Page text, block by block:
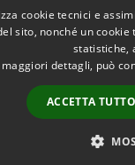
cookie tecnici e
sito, nonché un
statistiche,
maggiori dettagli, può
ACCETTA TUTTO